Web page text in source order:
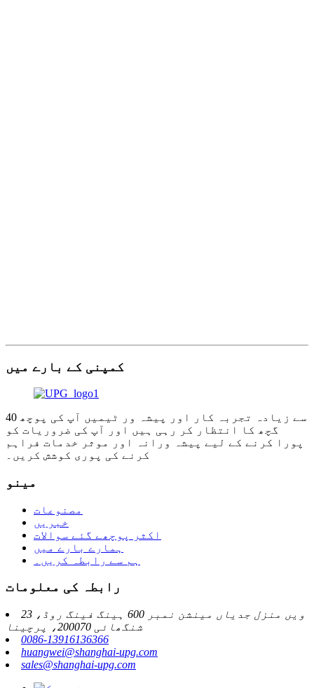
کمپنی کے بارے میں
40 سے زیادہ تجربہ کار اور پیشہ ور ٹیمیں آپ کی پوچھ
گچھ کا انتظار کر رہی ہیں اور آپ کی ضروریات کو
پورا کرنے کے لیے پیشہ ورانہ اور موثر خدمات فراہم
کرنے کی پوری کوشش کریں۔
مینو
مصنوعات
خبریں
اکثر پوچھے گئے سوالات
ہمارے بارے میں
ہم سے رابطہ کریں۔
رابطہ کی معلومات
23 ویں منزل جدیاں مینشن نمبر 600 ہینگ فینگ روڈ،
شنگھائی 200070، پرچینا
0086-13916136366
huangwei@shanghai-upg.com
sales@shanghai-upg.com